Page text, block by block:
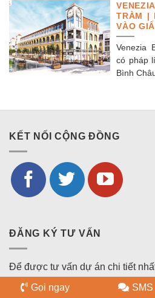
TRÀM |
VÀO
Venezia
có pháp
Bình
KẾT NỐI CỘNG ĐỒNG
ĐĂNG KÝ TƯ VẤN
Để được tư vấn dự án chi tiết
Gọi ngay SMS